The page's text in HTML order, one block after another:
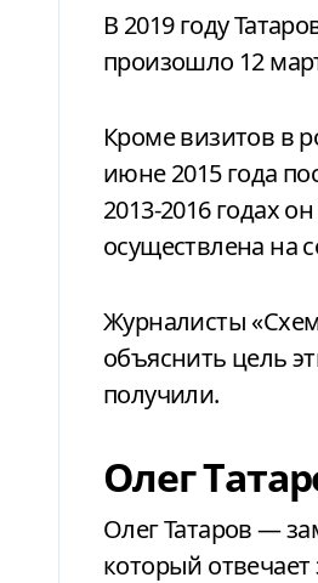
В 2019 году
произошло 12
Кроме визитов в
июне 2015 года
2013-2016 годах
осуществлена на
Журналисты
объяснить цель
получили.
Олег
Олег Татаров —
который